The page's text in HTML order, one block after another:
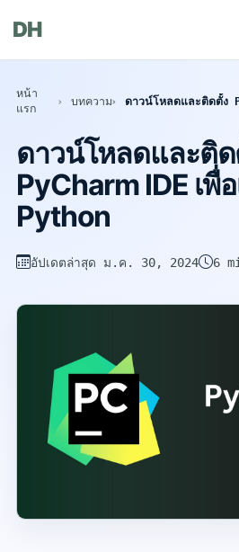
DH
หน้า
แรก
บทความ ดาวน์โหลดและติดตั้ง
ดาวน์โหลดและติ
PyCharm IDE เพื่
Python
อัปเดตล่าสุด ม.ค. 30, 2024 6